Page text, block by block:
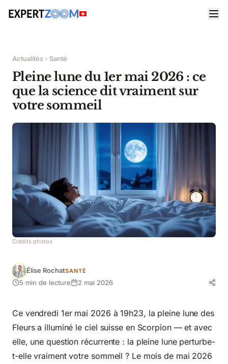
Actualités Santé
Pleine lune du 1er mai 2026 : ce
que la science dit vraiment sur
votre sommeil
Crédits photos
Élise RochatSANTÉ
5 min de lecture 2 mai 2026
Ce vendredi 1er mai 2026 à 19h23, la pleine lune des
Fleurs a illuminé le ciel suisse en Scorpion — et avec
elle, une question récurrente : la pleine lune perturbe-
t-elle vraiment votre sommeil ? Le mois de mai 2026